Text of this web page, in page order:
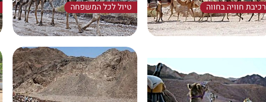
רכיבת חוויה בחווה
חוויית רכיבה קצרה, בתוך וסביב החווה.
למי שרוצים רק להתנסות, או לאלה שיש
טיול לכל המשפחה
טיול רכיבה שמתאים לכל המשפחה.
מסלול מעגלי יפהפה בנוף המדברי של